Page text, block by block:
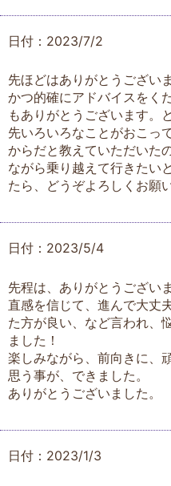
日付：2023/7/2
先ほどはありがとうござい
かつ的確にアドバイスをく
もありがとうございます。
先いろいろなことがおこっ
からだと教えていただいた
ながら乗り越えて行きたい
たら、どうぞよろしくお願
日付：2023/5/4
先程は、ありがとうござい
直感を信じて、進んで大丈
た方が良い、など言われ、
ました！
楽しみながら、前向きに、
思う事が、できました。
ありがとうございました。
日付：2023/1/3